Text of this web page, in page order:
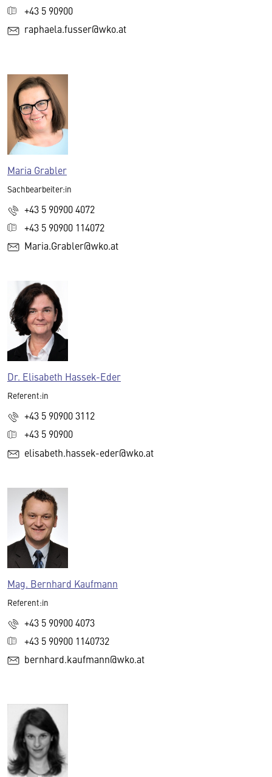
+43 5 90900
raphaela.fusser@wko.at
Maria Grabler
Sachbearbeiter:in
+43 5 90900 4072
+43 5 90900 114072
Maria.Grabler@wko.at
Dr. Elisabeth Hassek-Eder
Referent:in
+43 5 90900 3112
+43 5 90900
elisabeth.hassek-eder@wko.at
Mag. Bernhard Kaufmann
Referent:in
+43 5 90900 4073
+43 5 90900 1140732
bernhard.kaufmann@wko.at